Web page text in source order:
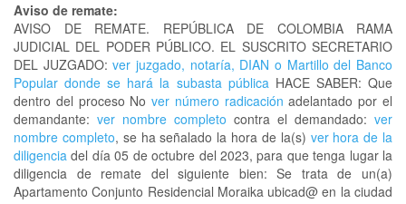
Aviso de remate:
AVISO DE REMATE. REPÚBLICA DE COLOMBIA RAMA
JUDICIAL DEL PODER PÚBLICO. EL SUSCRITO SECRETARIO
DEL JUZGADO: ver juzgado, notaría, DIAN o Martillo del Banco
Popular donde se hará la subasta públicaHACE SABER: Que
dentro del proceso Nover número radicación adelantado por el
demandante: ver nombre completo contra el demandado: ver
nombre completo, se ha señalado la hora de la(s) ver hora de la
diligencia del día 05 de octubre del 2023, para que tenga lugar la
diligencia de remate del siguiente bien: Se trata de un(a)
Apartamento Conjunto Residencial Moraika ubicad@ en la ciudad